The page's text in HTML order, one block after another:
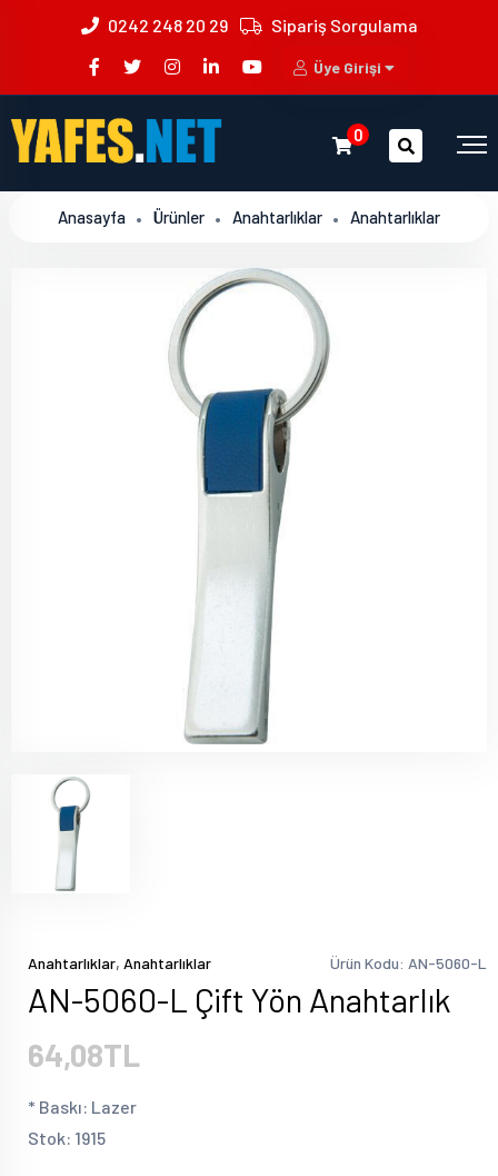
0242 248 20 29 Sipariş Sorgulama
Üye Girişi
0
Anasayfa Ürünler Anahtarlıklar Anahtarlıklar
Anahtarlıklar, Anahtarlıklar Ürün Kodu: AN-5060-L
AN-5060-L Çift Yön Anahtarlık
64,08TL
* Baskı: Lazer
Stok: 1915